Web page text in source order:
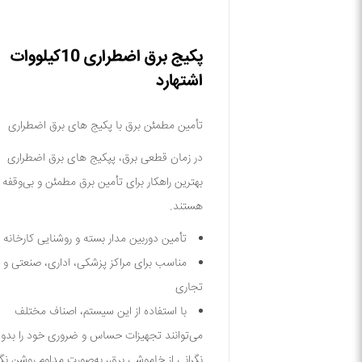
پکیج برق اضطراری 10کیلووات
اشتهارد
تأمین مطمئن برق با پکیج های برق اضطراری
در زمان قطعی برق، پپکیج های برق اضطراری
بهترین راهکار برای تأمین برق مطمئن و بی‌وقفه
هستند.
تأمین دوربین مدار بسته و روشنایی کارخانه
مناسب برای مراکز پزشکی، اداری، صنعتی و
تجاری
با استفاده از این سیستم، اصناف مختلف
می‌توانند تجهیزات حساس و ضروری خود را